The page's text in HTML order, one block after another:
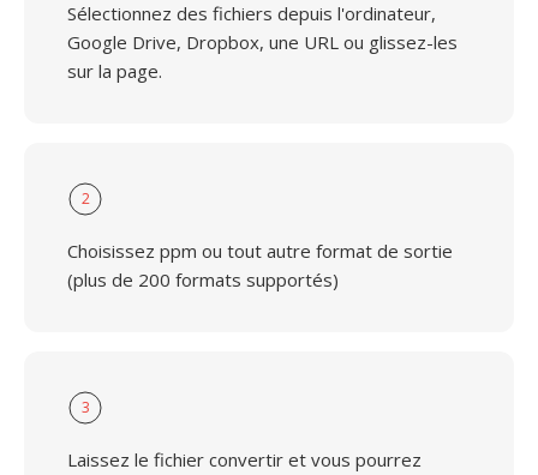
Sélectionnez des fichiers depuis l'ordinateur,
Google Drive, Dropbox, une URL ou glissez-les
sur la page.
2
Choisissez ppm ou tout autre format de sortie
(plus de 200 formats supportés)
3
Laissez le fichier convertir et vous pourrez